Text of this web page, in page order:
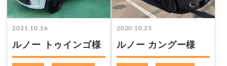
2021.10.16
ルノー トゥインゴ様
2020.10.25
ルノー カングー様